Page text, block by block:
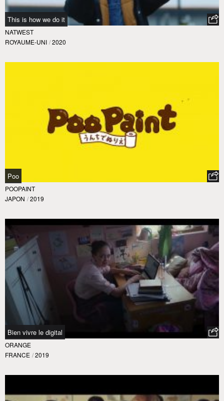
This is how we do it
NATWEST
ROYAUME-UNI / 2020
Poo
POOPAINT
JAPON / 2019
Bien vivre le digital
ORANGE
FRANCE / 2019